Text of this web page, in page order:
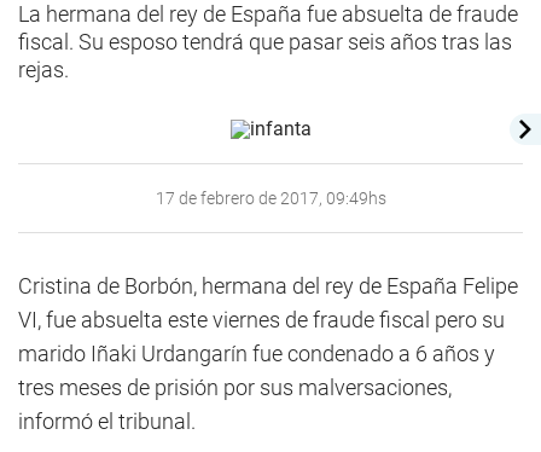
La hermana del rey de España fue absuelta de fraude
fiscal. Su esposo tendrá que pasar seis años tras las
rejas.
17 de febrero de 2017, 09:49hs
Cristina de Borbón, hermana del rey de España Felipe
VI, fue absuelta este viernes de fraude fiscal pero su
marido Iñaki Urdangarín fue condenado a 6 años y
tres meses de prisión por sus malversaciones,
informó el tribunal.